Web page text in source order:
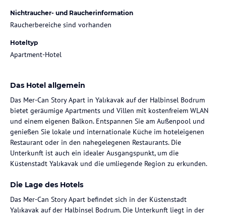
Nichtraucher- und Raucherinformation
Raucherbereiche sind vorhanden
Hoteltyp
Apartment-Hotel
Das Hotel allgemein
Das Mer-Can Story Apart in Yalıkavak auf der Halbinsel Bodrum
bietet geräumige Apartments und Villen mit kostenfreiem WLAN
und einem eigenen Balkon. Entspannen Sie am Außenpool und
genießen Sie lokale und internationale Küche im hoteleigenen
Restaurant oder in den nahegelegenen Restaurants. Die
Unterkunft ist auch ein idealer Ausgangspunkt, um die
Küstenstadt Yalıkavak und die umliegende Region zu erkunden.
Die Lage des Hotels
Das Mer-Can Story Apart befindet sich in der Küstenstadt
Yalıkavak auf der Halbinsel Bodrum. Die Unterkunft liegt in der